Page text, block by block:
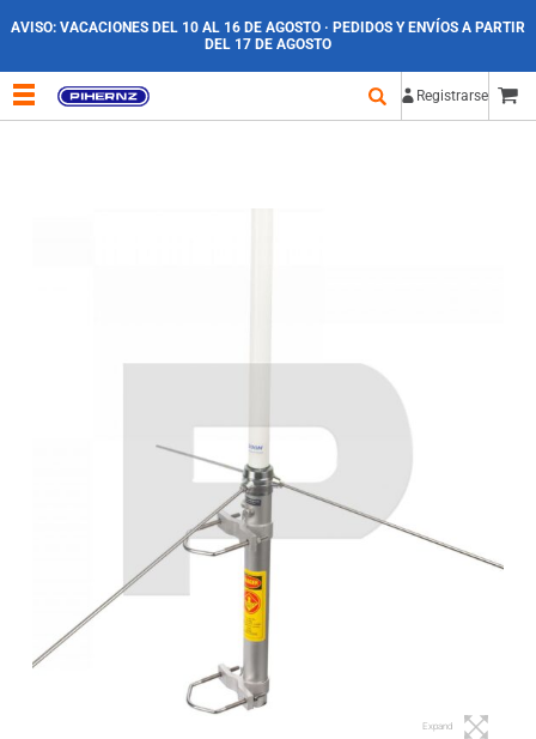
AVISO: VACACIONES DEL 10 AL 16 DE AGOSTO · PEDIDOS Y ENVÍOS A PARTIR
DEL 17 DE AGOSTO
Registrarse
Expand